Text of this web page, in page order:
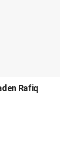
Rafiq